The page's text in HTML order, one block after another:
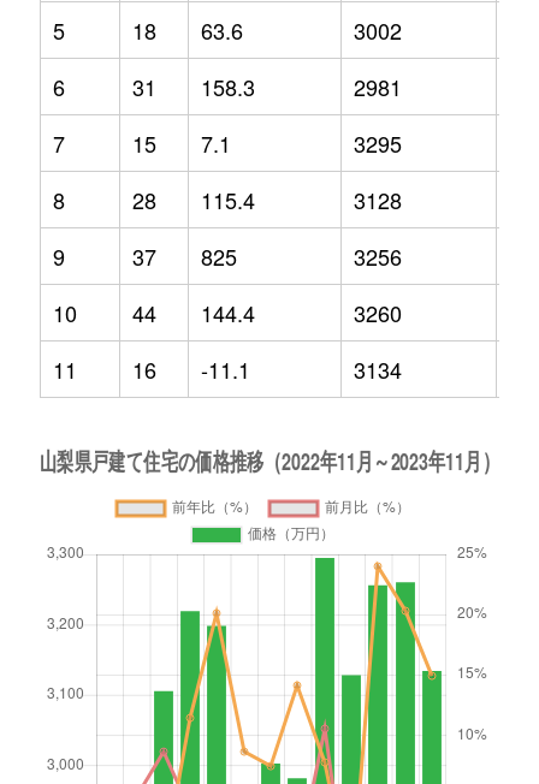
5
18 63.6 3002
6
31 158.3 2981
7
15 7.1 3295
8
28 115.4 3128
9
37 825 3256
10
44 144.4 3260
11
16 -11.1 3134